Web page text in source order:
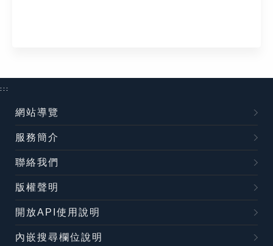
:::
網站導覽
服務簡介
聯絡我們
版權聲明
開放API使用說明
內嵌搜尋欄位說明